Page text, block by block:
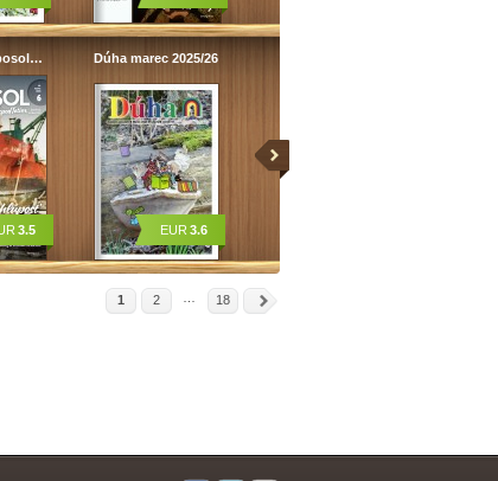
3.5
Dúha marec 2025/26
EUR 3.6
1 2 18